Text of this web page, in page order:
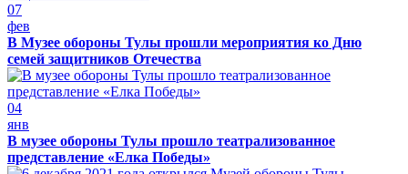
07
фев
В Музее обороны Тулы прошли мероприятия ко Дню
семей защитников Отечества
04
янв
В музее обороны Тулы прошло театрализованное
представление «Елка Победы»